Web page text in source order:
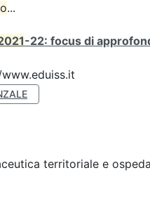
...
-22: focus di
territoriale e